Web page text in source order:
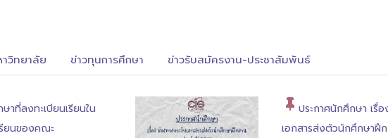
วิทยาลัย ข่าวทุนการศึกษา ข่าวรับสมัครงาน-ประชาสัมพันธ์
าที่ลงทะเบียนเรียนใน
ยนของคณะ
ประกาศนักศึกษา เรื่
เอกสารส่งตัวนักศึกษาฝึก